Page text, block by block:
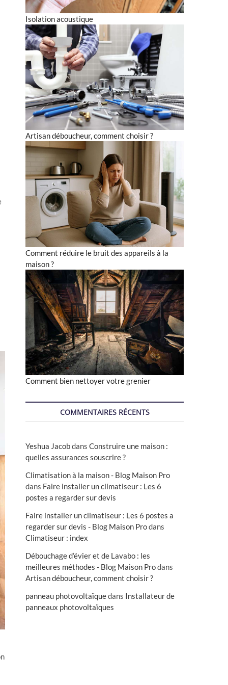
Isolation acoustique
Artisan déboucheur, comment choisir ?
Comment réduire le bruit des appareils à la
maison ?
Comment bien nettoyer votre grenier
COMMENTAIRES RÉCENTS
Yeshua Jacobdans Construire une maison :
quelles assurances souscrire ?
Climatisation à la maison - Blog Maison Pro
dans Faire installer un climatiseur : Les 6
postes a regarder sur devis
Faire installer un climatiseur : Les 6 postes a
regarder sur devis - Blog Maison Prodans
Climatiseur : index
Débouchage d’évier et de Lavabo : les
meilleures méthodes - Blog Maison Prodans
Artisan déboucheur, comment choisir ?
panneau photovoltaïquedans Installateur de
panneaux photovoltaïques